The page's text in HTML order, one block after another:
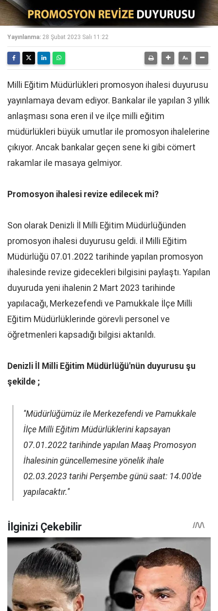
Yayınlanma: 28 Şubat 2023 Salı 11:22
Milli Eğitim Müdürlükleri promosyon ihalesi duyurusu
yayınlamaya devam ediyor. Bankalar ile yapılan 3 yıllık
anlaşması sona eren il ve ilçe milli eğitim
müdürlükleri büyük umutlar ile promosyon ihalelerine
çıkıyor. Ancak bankalar geçen sene ki gibi cömert
rakamlar ile masaya gelmiyor.
Promosyon ihalesi revize edilecek mi?
Son olarak Denizli İl Milli Eğitim Müdürlüğünden
promosyon ihalesi duyurusu geldi. il Milli Eğitim
Müdürlüğü 07.01.2022 tarihinde yapılan promosyon
ihalesinde revize gidecekleri bilgisini paylaştı. Yapılan
duyuruda yeni ihalenin 2 Mart 2023 tarihinde
yapılacağı, Merkezefendi ve Pamukkale İlçe Milli
Eğitim Müdürlüklerinde görevli personel ve
öğretmenleri kapsadığı bilgisi aktarıldı.
Denizli İl Milli Eğitim Müdürlüğü'nün duyurusu şu
şekilde ;
''Müdürlüğümüz ile Merkezefendi ve Pamukkale
İlçe Milli Eğitim Müdürlüklerini kapsayan
07.01.2022 tarihinde yapılan Maaş Promosyon
İhalesinin güncellemesine yönelik ihale
02.03.2023 tarihi Perşembe günü saat: 14.00'de
yapılacaktır.''